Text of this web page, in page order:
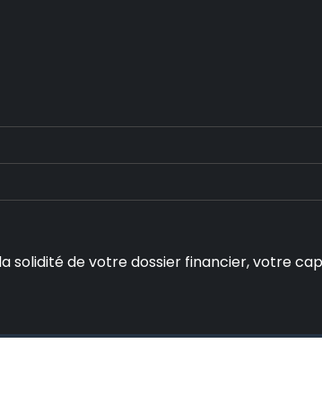
solidité de votre dossier financier, votre